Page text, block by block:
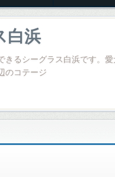
白浜
きるシーグラス白浜です。
のコテージ